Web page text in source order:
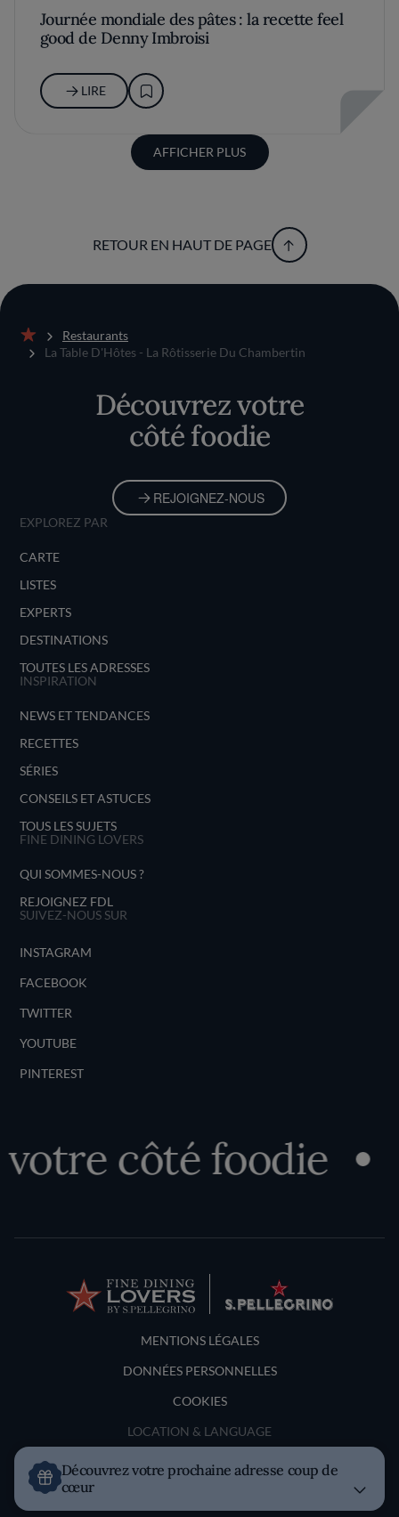
Journée mondiale des pâtes : la recette feel
good de Denny Imbroisi
LIRE
AFFICHER PLUS
RETOUR EN HAUT DE PAGE
Accueil
Restaurants
La Table D'Hôtes - La Rôtisserie Du Chambertin
Découvrez votre
côté foodie
REJOIGNEZ-NOUS
EXPLOREZ PAR
CARTE
LISTES
EXPERTS
DESTINATIONS
TOUTES LES ADRESSES
INSPIRATION
NEWS ET TENDANCES
RECETTES
SÉRIES
CONSEILS ET ASTUCES
TOUS LES SUJETS
FINE DINING LOVERS
QUI SOMMES-NOUS ?
REJOIGNEZ FDL
SUIVEZ-NOUS SUR
INSTAGRAM
FACEBOOK
TWITTER
YOUTUBE
PINTEREST
côté foodie
Terms and Conditions
MENTIONS LÉGALES
DONNÉES PERSONNELLES
COOKIES
LOCATION & LANGUAGE
France
Découvrez votre prochaine adresse coup de
cœur